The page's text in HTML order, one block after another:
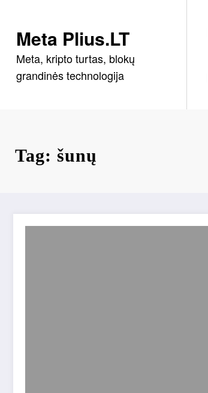
contentMeta Plius.LT
Meta, kripto turtas, blokų
grandinės technologija
Tag: šunų